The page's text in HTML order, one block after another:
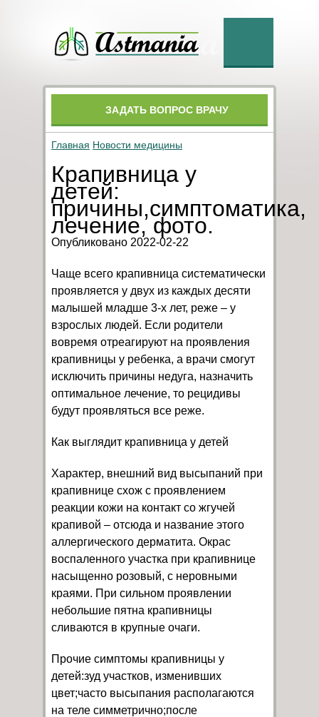
ЗАДАТЬ ВОПРОС ВРАЧУ
Главная Новости медицины
Крапивница у
детей:
причины,симптоматика,
лечение, фото.
Опубликовано 2022-02-22
Чаще всего крапивница систематически
проявляется у двух из каждых десяти
малышей младше 3-х лет, реже – у
взрослых людей. Если родители
вовремя отреагируют на проявления
крапивницы у ребенка, а врачи смогут
исключить причины недуга, назначить
оптимальное лечение, то рецидивы
будут проявляться все реже.
Как выглядит крапивница у детей
Характер, внешний вид высыпаний при
крапивнице схож с проявлением
реакции кожи на контакт со жгучей
крапивой – отсюда и название этого
аллергического дерматита. Окрас
воспаленного участка при крапивнице
насыщенно розовый, с неровными
краями. При сильном проявлении
небольшие пятна крапивницы
сливаются в крупные очаги.
Прочие симптомы крапивницы у
детей:зуд участков, изменивших
цвет;часто высыпания располагаются
на теле симметрично;после